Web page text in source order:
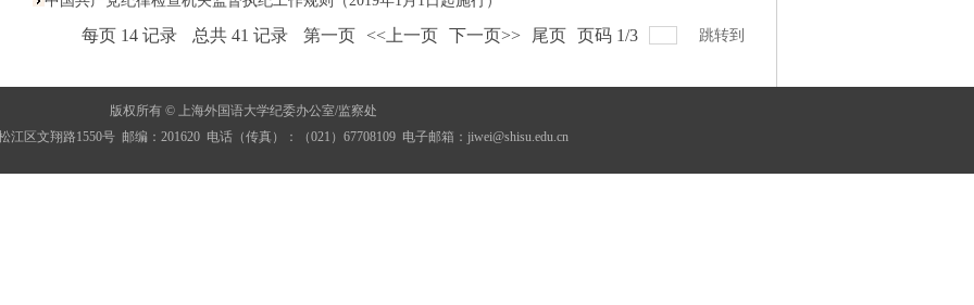
每页 14 记录 总共 41 记录 第一页 <<上一页 下一页>> 尾页 页码 1/3 跳转到
版权所有 © 上海外国语大学纪委办公室/监察处
江区文翔路1550号 邮编：201620 电话（传真）：（021）67708109 电子邮箱：jiwei@shisu.edu.cn